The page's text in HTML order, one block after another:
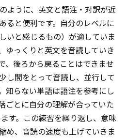
ように、英文と語注・対訳が近
ると便利です。自分のレベルに
いと感じるもの）が適していま
ゆっくりと英文を音読していき
、後ろから戻ることはできませ
し間をとって音読し、並行して
知らない単語は語注を参考にし
ごとに自分の理解が合っていた
す。この練習を繰り返し、意味
め、音読の速度も上げていきま